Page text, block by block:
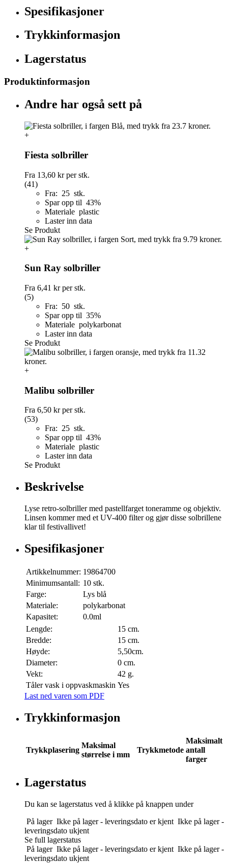
Spesifikasjoner
Trykkinformasjon
Lagerstatus
Produktinformasjon
Andre har også sett på
+
Fiesta solbriller
Fra 13,60 krper stk.
(41)
Fra: 25 stk.
Spar opp til 43%
Materiale plastic
Laster inn data
Se Produkt
+
Sun Ray solbriller
Fra 6,41 krper stk.
(5)
Fra: 50 stk.
Spar opp til 35%
Materiale polykarbonat
Laster inn data
Se Produkt
+
Malibu solbriller
Fra 6,50 krper stk.
(53)
Fra: 25 stk.
Spar opp til 43%
Materiale plastic
Laster inn data
Se Produkt
Beskrivelse
Lyse retro-solbriller med pastellfarget toneramme og objektiv.
Linsen kommer med et UV-400 filter og gjør disse solbrillene
klar til festivallivet!
Spesifikasjoner
Artikkelnummer: 19864700
Minimumsantall: 10 stk.
Farge:
Lys blå
Materiale:
polykarbonat
Kapasitet:
0.0ml
Lengde:
15 cm.
Bredde:
15 cm.
Høyde:
5,50cm.
Diameter:
0 cm.
Vekt:
42 g.
Tåler vask i oppvaskmaskin Yes
Last ned varen som PDF
Trykkinformasjon
Trykkplasering
Maksimal
størrelse i mm
Trykkmetode
Maksimalt
antall
farger
Lagerstatus
Du kan se lagerstatus ved å klikke på knappen under
På lager Ikke på lager - leveringsdato er kjent Ikke på lager -
leveringsdato ukjent
Se full lagerstatus
På lager Ikke på lager - leveringsdato er kjent Ikke på lager -
leveringsdato ukjent